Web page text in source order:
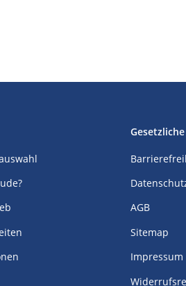
AGB
Sitemap
Impressum